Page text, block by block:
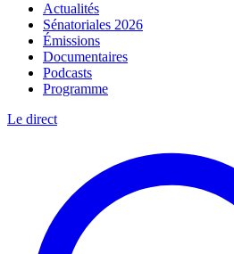
Actualités
Sénatoriales 2026
Émissions
Documentaires
Podcasts
Programme
Le direct